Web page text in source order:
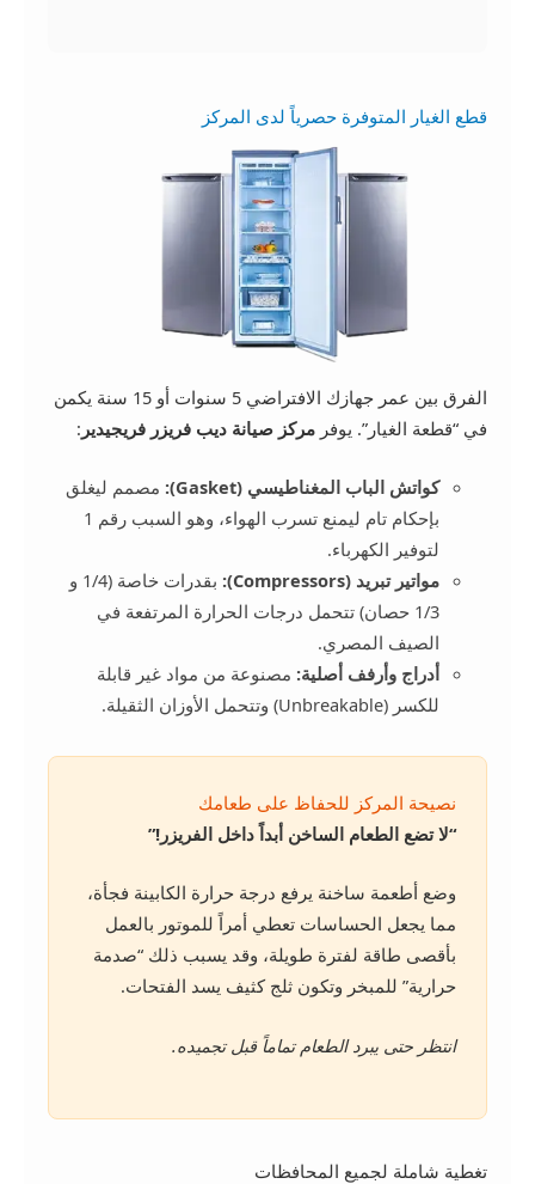
قطع الغيار المتوفرة حصرياً لدى المركز
الفرق بين عمر جهازك الافتراضي 5 سنوات أو 15 سنة يكمن
في “قطعة الغيار”. يوفر مركز صيانة ديب فريزر فريجيدير :
كواتش الباب المغناطيسي (Gasket):
مصمم ليغلق
بإحكام تام ليمنع تسرب الهواء، وهو السبب رقم 1
لتوفير الكهرباء.
مواتير تبريد (Compressors):
بقدرات خاصة (1/4 و
1/3 حصان) تتحمل درجات الحرارة المرتفعة في
الصيف المصري.
أدراج وأرفف أصلية: مصنوعة من مواد غير قابلة
للكسر (Unbreakable) وتتحمل الأوزان الثقيلة.
نصيحة المركز للحفاظ على طعامك
“لا تضع الطعام الساخن أبداً داخل الفريزر!”
وضع أطعمة ساخنة يرفع درجة حرارة الكابينة فجأة،
مما يجعل الحساسات تعطي أمراً للموتور بالعمل
بأقصى طاقة لفترة طويلة، وقد يسبب ذلك “صدمة
حرارية” للمبخر وتكون ثلج كثيف يسد الفتحات.
انتظر حتى يبرد الطعام تماماً قبل تجميده.
تغطية شاملة لجميع المحافظات